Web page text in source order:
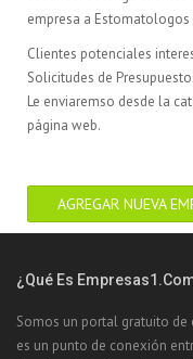
empresa a Estomatologos
Clientes potenciales
Solicitudes de
Le enviaremso desde la
página web.
AGREGAR NUEVA
¿Qué Es
Somos un portal gratuito
es un punto de conexión